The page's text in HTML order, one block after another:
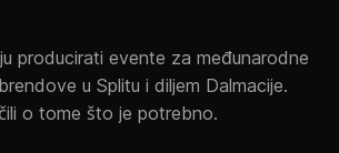
producirati evente za međunarodne
u Splitu i diljem Dalmacije.
o tome što je potrebno.